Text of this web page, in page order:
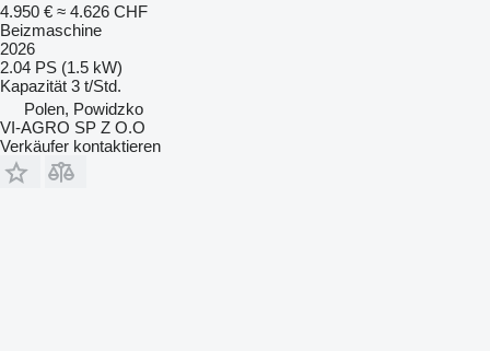
4.950 € ≈ 4.626 CHF
Beizmaschine
2026
2.04 PS (1.5 kW)
Kapazität 3 t/Std.
Polen, Powidzko
VI-AGRO SP Z O.O
Verkäufer kontaktieren